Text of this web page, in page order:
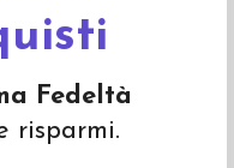
Fedeltà
risparmi.